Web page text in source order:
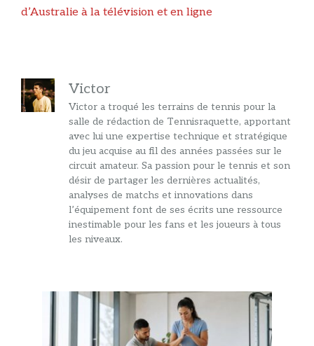
d’Australie à la télévision et en ligne
Victor
Victor a troqué les terrains de tennis pour la
salle de rédaction de Tennisraquette, apportant
avec lui une expertise technique et stratégique
du jeu acquise au fil des années passées sur le
circuit amateur. Sa passion pour le tennis et son
désir de partager les dernières actualités,
analyses de matchs et innovations dans
l’équipement font de ses écrits une ressource
inestimable pour les fans et les joueurs à tous
les niveaux.